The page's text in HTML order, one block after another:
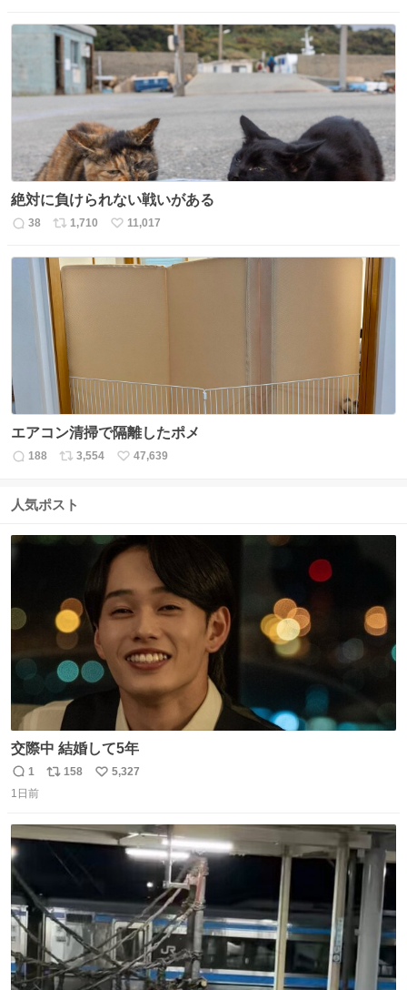
数
ス
ト
数
ね
数
絶対に負けられない戦いがある
返
38
リ
ス
ト
数
1,710
い
ね
11,017
エアコン清掃で隔離したポメ
返
数
188
リ
ス
数
3,554
い
47,639
人気ポスト
交際中 結婚して5年
返
信
1
リ
ト
数
158
い
数
5,327
1日前